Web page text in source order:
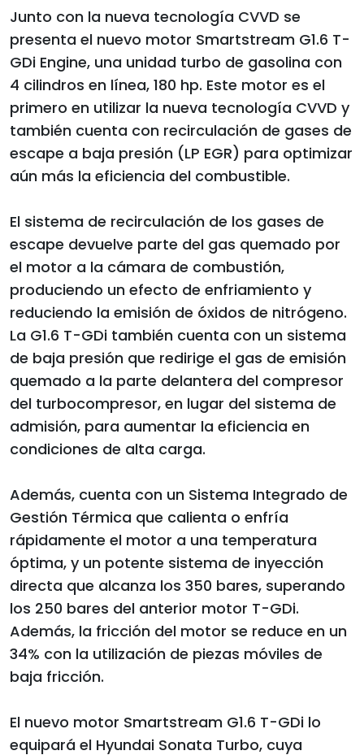
Junto con la nueva tecnología CVVD se
presenta el nuevo motor Smartstream G1.6 T-
GDi Engine, una unidad turbo de gasolina con
4 cilindros en línea, 180 hp. Este motor es el
primero en utilizar la nueva tecnología CVVD y
también cuenta con recirculación de gases de
escape a baja presión (LP EGR) para optimizar
aún más la eficiencia del combustible.
El sistema de recirculación de los gases de
escape devuelve parte del gas quemado por
el motor a la cámara de combustión,
produciendo un efecto de enfriamiento y
reduciendo la emisión de óxidos de nitrógeno.
La G1.6 T-GDi también cuenta con un sistema
de baja presión que redirige el gas de emisión
quemado a la parte delantera del compresor
del turbocompresor, en lugar del sistema de
admisión, para aumentar la eficiencia en
condiciones de alta carga.
Además, cuenta con un Sistema Integrado de
Gestión Térmica que calienta o enfría
rápidamente el motor a una temperatura
óptima, y un potente sistema de inyección
directa que alcanza los 350 bares, superando
los 250 bares del anterior motor T-GDi.
Además, la fricción del motor se reduce en un
34% con la utilización de piezas móviles de
baja fricción.
El nuevo motor Smartstream G1.6 T-GDi lo
equipará el Hyundai Sonata Turbo, cuya